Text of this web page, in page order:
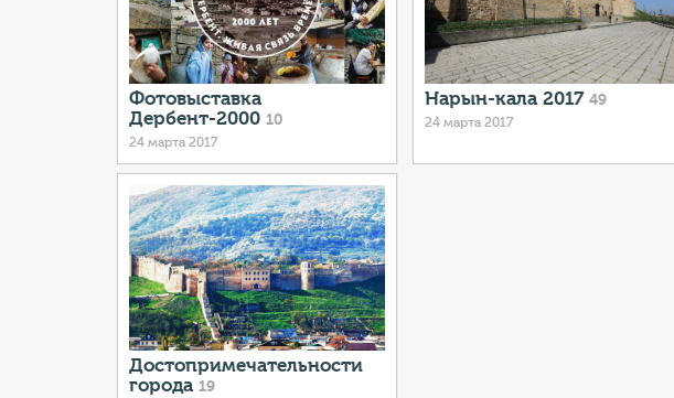
Фотовыставка
Дербент-2000 10
24 марта 2017
Нарын-кала 201749
24 марта 2017
Достопримечательности
города 19